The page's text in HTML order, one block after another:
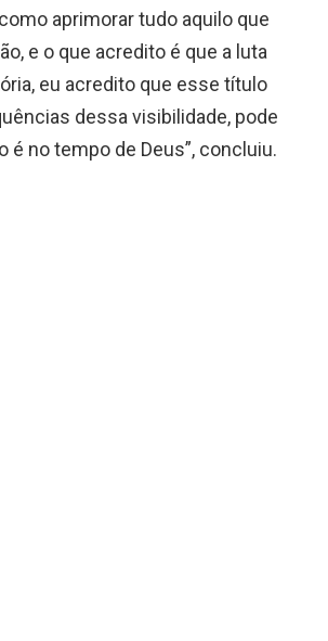
aprimorar tudo aquilo que
e o que acredito é que a luta
eu acredito que esse título
dessa visibilidade, pode
é no tempo de Deus”, concluiu.